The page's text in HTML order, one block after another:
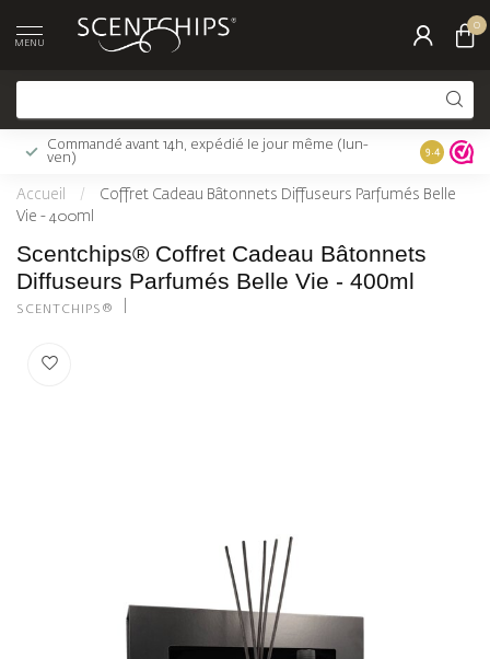
MENU
0
Commandé avant 14h, expédié le jour même (lun-
ven)
Livraison
9.4
Accueil /
Coffret Cadeau Bâtonnets Diffuseurs Parfumés Belle
Vie - 400ml
Scentchips® Coffret Cadeau Bâtonnets
Diffuseurs Parfumés Belle Vie - 400ml
SCENTCHIPS®